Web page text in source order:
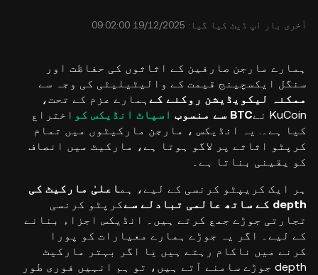
آخری بار اپ ڈیٹ کیا گیا: ⁦09:02:00 19/12/2025⁩
ہمارے مارجن صارفین کے اثاثوں کی حفاظت اور
سنگل ایکسچینج قیمت کے والیٹیلیٹی کی وجہ سے
ممکنہ لیکویڈیشن روکنے کے ہمارے عزم کے تحت،
KuCoin نے
BTC سے منسوب اسپاٹ انڈیکس کو اختراع
کیا ہے۔ . یہ انڈیکس ، مارجن مارکیٹوں میں تمام
کرپٹو اثاثے پر لاگو ہوتا ہے، مارکیٹ میں انصاف
کو یقینی بناتا ہے۔
ہر ایک کریپٹو کرنسی کے لیے، ہماعلیٰ مارکیٹ کی
depth کے ساتھ عالمی تبادلے سے
کرپٹو کرنسی
تجارتی جوڑے جمع کرتے ہیں۔ انڈیکس اجزاء بنانے
کے لیے۔ اگر یہ جوڑے ہمارے معیارات کو پورا
کرنے میں ناکام رہتے ہیں یا اگر بہتر مارکیٹ
depth جوڑے سامنے آتے ہیں، تو ہم انہیں فوری طور